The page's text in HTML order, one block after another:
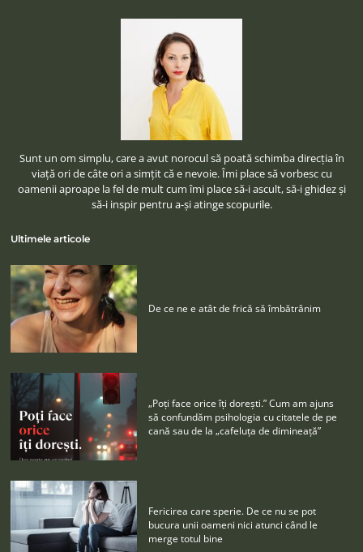
Sunt un om simplu, care a avut norocul să poată schimba direcţia în
viaţă ori de câte ori a simţit că e nevoie. Îmi place să vorbesc cu
oamenii aproape la fel de mult cum îmi place să-i ascult, să-i ghidez şi
să-i inspir pentru a-şi atinge scopurile.
Ultimele articole
De ce ne e atât de frică să îmbătrânim
„Poţi face orice îţi doreşti.” Cum am ajuns
să confundăm psihologia cu citatele de pe
cană sau de la „cafeluţa de dimineaţă”
Fericirea care sperie. De ce nu se pot
bucura unii oameni nici atunci când le
merge totul bine